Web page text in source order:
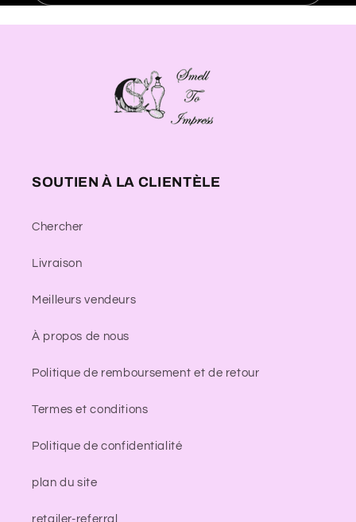
SOUTIEN À LA CLIENTÈLE
Chercher
Livraison
Meilleurs vendeurs
À propos de nous
Politique de remboursement et de retour
Termes et conditions
Politique de confidentialité
plan du site
retailer-referral